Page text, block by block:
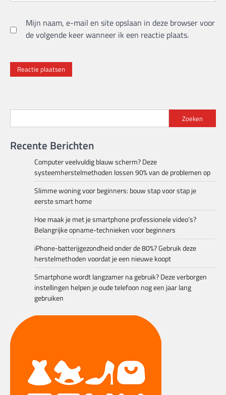
Mijn naam, e-mail en site opslaan in deze browser voor
de volgende keer wanneer ik een reactie plaats.
Zoeken
Recente Berichten
Computer veelvuldig blauw scherm? Deze
systeemherstelmethoden lossen 90% van de problemen op
Slimme woning voor beginners: bouw stap voor stap je
eerste smart home
Hoe maak je met je smartphone professionele video’s?
Belangrijke opname-technieken voor beginners
iPhone-batterijgezondheid onder de 80%? Gebruik deze
herstelmethoden voordat je een nieuwe koopt
Smartphone wordt langzamer na gebruik? Deze verborgen
instellingen helpen je oude telefoon nog een jaar lang
gebruiken